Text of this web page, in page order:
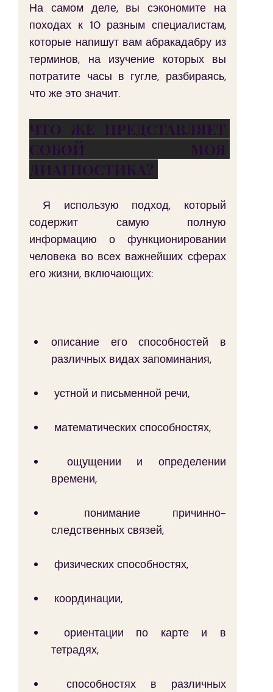
На самом деле, вы сэкономите на
походах к 10 разным специалистам,
которые напишут вам абракадабру из
терминов, на изучение которых вы
потратите часы в гугле, разбираясь,
что же это значит.
ЧТО ЖЕ ПРЕДСТАВЛЯЕТ
СОБОЙ МОЯ
ДИАГНОСТИКА?
содержит самую полную
информацию о функционировании
человека во всех важнейших сферах
его жизни, включающих:
описание его способностей в
различных видах запоминания,
устной и письменной речи,
математических способностях,
времени,
следственных связей,
физических способностях,
координации,
тетрадях,